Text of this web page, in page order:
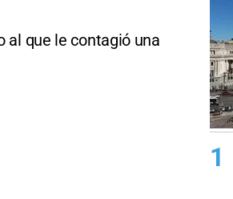
al que le contagió una
1